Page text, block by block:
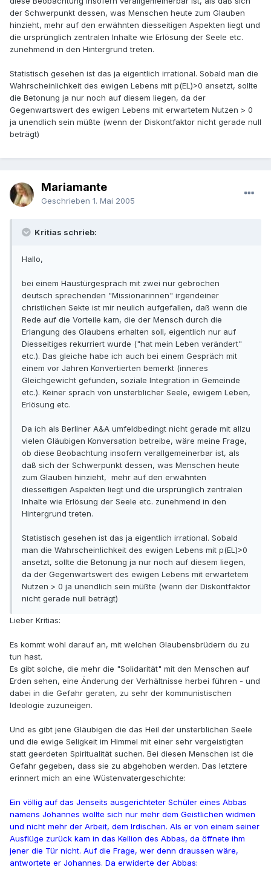
der Schwerpunkt dessen, was Menschen heute zum Glauben
hinzieht, mehr auf den erwähnten diesseitigen Aspekten liegt und
die ursprünglich zentralen Inhalte wie Erlösung der Seele etc.
zunehmend in den Hintergrund treten.
Statistisch gesehen ist das ja eigentlich irrational. Sobald man die
Wahrscheinlichkeit des ewigen Lebens mit p(EL)>0 ansetzt, sollte
die Betonung ja nur noch auf diesem liegen, da der
Gegenwartswert des ewigen Lebens mit erwartetem Nutzen > 0
ja unendlich sein müßte (wenn der Diskontfaktor nicht gerade null
beträgt)
Mariamante
Geschrieben 1. Mai 2005
Kritias schrieb:
Hallo,
bei einem Haustürgespräch mit zwei nur gebrochen
deutsch sprechenden "Missionarinnen" irgendeiner
christlichen Sekte ist mir neulich aufgefallen, daß wenn die
Rede auf die Vorteile kam, die der Mensch durch die
Erlangung des Glaubens erhalten soll, eigentlich nur auf
Diesseitiges rekurriert wurde ("hat mein Leben verändert"
etc.). Das gleiche habe ich auch bei einem Gespräch mit
einem vor Jahren Konvertierten bemerkt (inneres
Gleichgewicht gefunden, soziale Integration in Gemeinde
etc.). Keiner sprach von unsterblicher Seele, ewigem Leben,
Erlösung etc.
Da ich als Berliner A&A umfeldbedingt nicht gerade mit allzu
vielen Gläubigen Konversation betreibe, wäre meine Frage,
ob diese Beobachtung insofern verallgemeinerbar ist, als
daß sich der Schwerpunkt dessen, was Menschen heute
zum Glauben hinzieht, mehr auf den erwähnten
diesseitigen Aspekten liegt und die ursprünglich zentralen
Inhalte wie Erlösung der Seele etc. zunehmend in den
Hintergrund treten.
Statistisch gesehen ist das ja eigentlich irrational. Sobald
man die Wahrscheinlichkeit des ewigen Lebens mit p(EL)>0
ansetzt, sollte die Betonung ja nur noch auf diesem liegen,
da der Gegenwartswert des ewigen Lebens mit erwartetem
Nutzen > 0 ja unendlich sein müßte (wenn der Diskontfaktor
nicht gerade null beträgt)
Lieber Kritias:
Es kommt wohl darauf an, mit welchen Glaubensbrüdern du zu
tun hast.
Es gibt solche, die mehr die "Solidarität" mit den Menschen auf
Erden sehen, eine Änderung der Verhältnisse herbei führen - und
dabei in die Gefahr geraten, zu sehr der kommunistischen
Ideologie zuzuneigen.
Und es gibt jene Gläubigen die das Heil der unsterblichen Seele
und die ewige Seligkeit im Himmel mit einer sehr vergeistigten
statt geerdeten Spiritualität suchen. Bei diesen Menschen ist die
Gefahr gegeben, dass sie zu abgehoben werden. Das letztere
erinnert mich an eine Wüstenvatergeschichte:
Ein völlig auf das Jenseits ausgerichteter Schüler eines Abbas
namens Johannes wollte sich nur mehr dem Geistlichen widmen
und nicht mehr der Arbeit, dem Irdischen. Als er von einem seiner
Ausflüge zurück kam in das Kellion des Abbas, da öffnete ihm
jener die Tür nicht. Auf die Frage, wer denn draussen wäre,
antwortete er Johannes. Da erwiderte der Abbas: